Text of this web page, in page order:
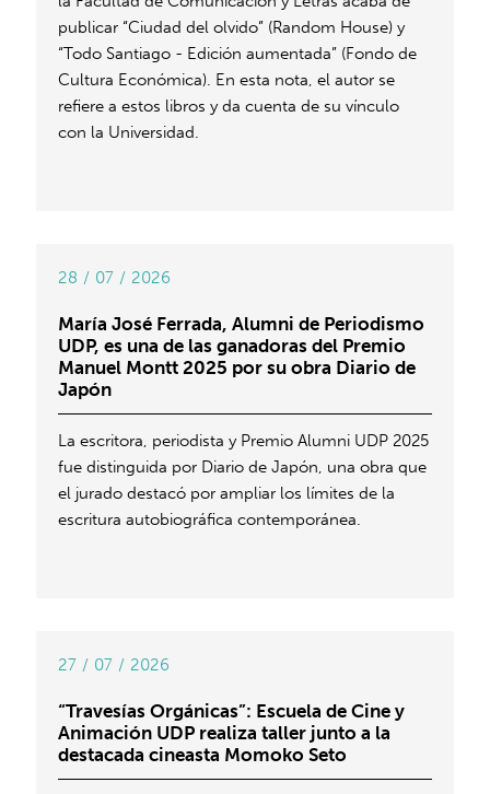
publicar “Ciudad del olvido” (Random House) y
“Todo Santiago - Edición aumentada” (Fondo de
Cultura Económica). En esta nota, el autor se
refiere a estos libros y da cuenta de su vínculo
con la Universidad.
28 / 07 / 2026
María José Ferrada, Alumni de Periodismo
UDP, es una de las ganadoras del Premio
Manuel Montt 2025 por su obra Diario de
Japón
La escritora, periodista y Premio Alumni UDP 2025
fue distinguida por Diario de Japón, una obra que
el jurado destacó por ampliar los límites de la
escritura autobiográfica contemporánea.
27 / 07 / 2026
“Travesías Orgánicas”: Escuela de Cine y
Animación UDP realiza taller junto a la
destacada cineasta Momoko Seto